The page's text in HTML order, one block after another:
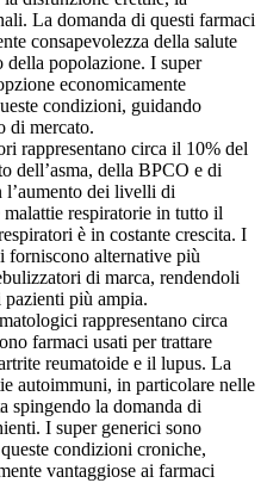
La domanda di questi farmaci
consapevolezza della salute
della popolazione. I super
economicamente
condizioni, guidando
di mercato.
rappresentano circa il 10% del
dell’asma, della BPCO e di
dei livelli di
respiratorie in tutto il
è in costante crescita. I
forniscono alternative più
di marca, rendendoli
più ampia.
rappresentano circa
farmaci usati per trattare
reumatoide e il lupus. La
autoimmuni, in particolare nelle
spingendo la domanda di
I super generici sono
condizioni croniche,
vantaggiose ai farmaci